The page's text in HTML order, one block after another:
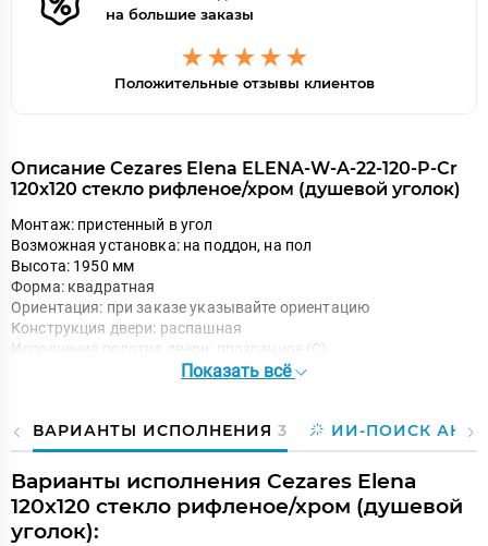
на большие заказы
Положительные отзывы клиентов
Описание Cezares Elena ELENA-W-A-22-120-P-Cr
120x120 стекло рифленое/хром (душевой уголок)
Монтаж: пристенный в угол
Возможная установка: на поддон, на пол
Высота: 1950 мм
Форма: квадратная
Ориентация: при заказе указывайте ориентацию
Конструкция двери: распашная
Исполнение полотна двери: прозрачное (C)
Количество секций двери: 2
Материал полотна двери: закаленное стекло, стандарт
EN12150-1:2000
Материал профиля: анодированный алюминий, стандарт
DIN17611 2007
Регулировка ширины: предусмотрена за счет боковых
профилей
Показать всё
ВАРИАНТЫ ИСПОЛНЕНИЯ 3 ИИ-ПОИСК
Варианты исполнения Cezares Elena
120x120 стекло рифленое/хром (душевой
уголок):